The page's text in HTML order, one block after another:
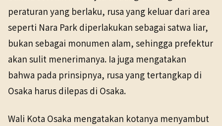
peraturan yang berlaku, rusa yang keluar dari area
seperti Nara Park diperlakukan sebagai satwa liar,
bukan sebagai monumen alam, sehingga prefektur
akan sulit menerimanya. Ia juga mengatakan
bahwa pada prinsipnya, rusa yang tertangkap di
Osaka harus dilepas di Osaka.
Wali Kota Osaka mengatakan kotanya menyambut